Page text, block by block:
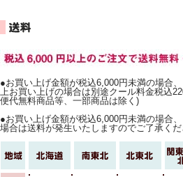
●お買い上げ金額が税込6,000円未満の場合
上お買い上げの場合は別途クール料金税込
便代無料商品等、一部商品は除く)
●お買い上げ金額が税込6,000円未満の場合
場合は送料が発生いたしますのでご了承くだ